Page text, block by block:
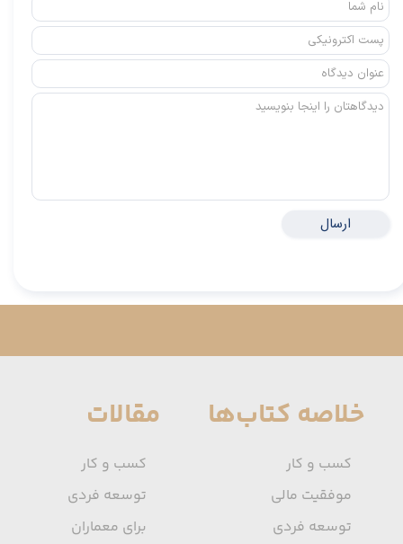
★
ارسال
خلاصه کتاب‌ها
کسب و کار
موفقیت مالی
توسعه فردی
مقالات
کسب و کار
توسعه فردی
برای معماران